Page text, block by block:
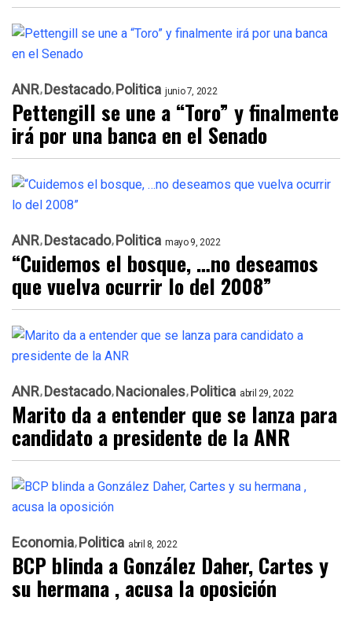
ANR Destacado Politica junio 7, 2022
Pettengill se une a “Toro” y finalmente
irá por una banca en el Senado
ANR Destacado Politica mayo 9, 2022
“Cuidemos el bosque, …no deseamos
que vuelva ocurrir lo del 2008”
ANR Destacado Nacionales Politica abril 29, 2022
Marito da a entender que se lanza para
candidato a presidente de la ANR
Economia Politica abril 8, 2022
BCP blinda a González Daher, Cartes y
su hermana , acusa la oposición